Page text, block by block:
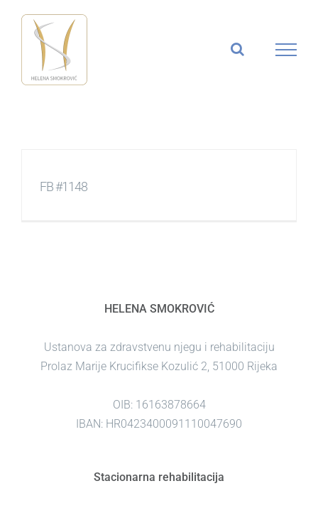
Skip
content
FB #1148
HELENA SMOKROVIĆ
Ustanova za zdravstvenu njegu i rehabilitaciju
Prolaz Marije Krucifikse Kozulić 2, 51000 Rijeka
OIB: 16163878664
IBAN: HR0423400091110047690
Stacionarna rehabilitacija